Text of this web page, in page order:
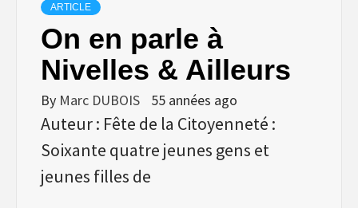
ARTICLE
On en parle à
Nivelles & Ailleurs
By Marc DUBOIS 55 années ago
Auteur : Fête de la Citoyenneté :
Soixante quatre jeunes gens et
jeunes filles de